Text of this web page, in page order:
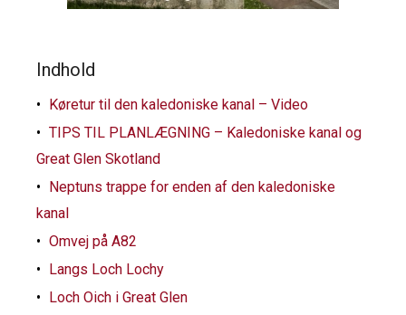
Indhold
Køretur til den kaledoniske kanal – Video
TIPS TIL PLANLÆGNING – Kaledoniske kanal og
Great Glen Skotland
Neptuns trappe for enden af den kaledoniske
kanal
Omvej på A82
Langs Loch Lochy
Loch Oich i Great Glen